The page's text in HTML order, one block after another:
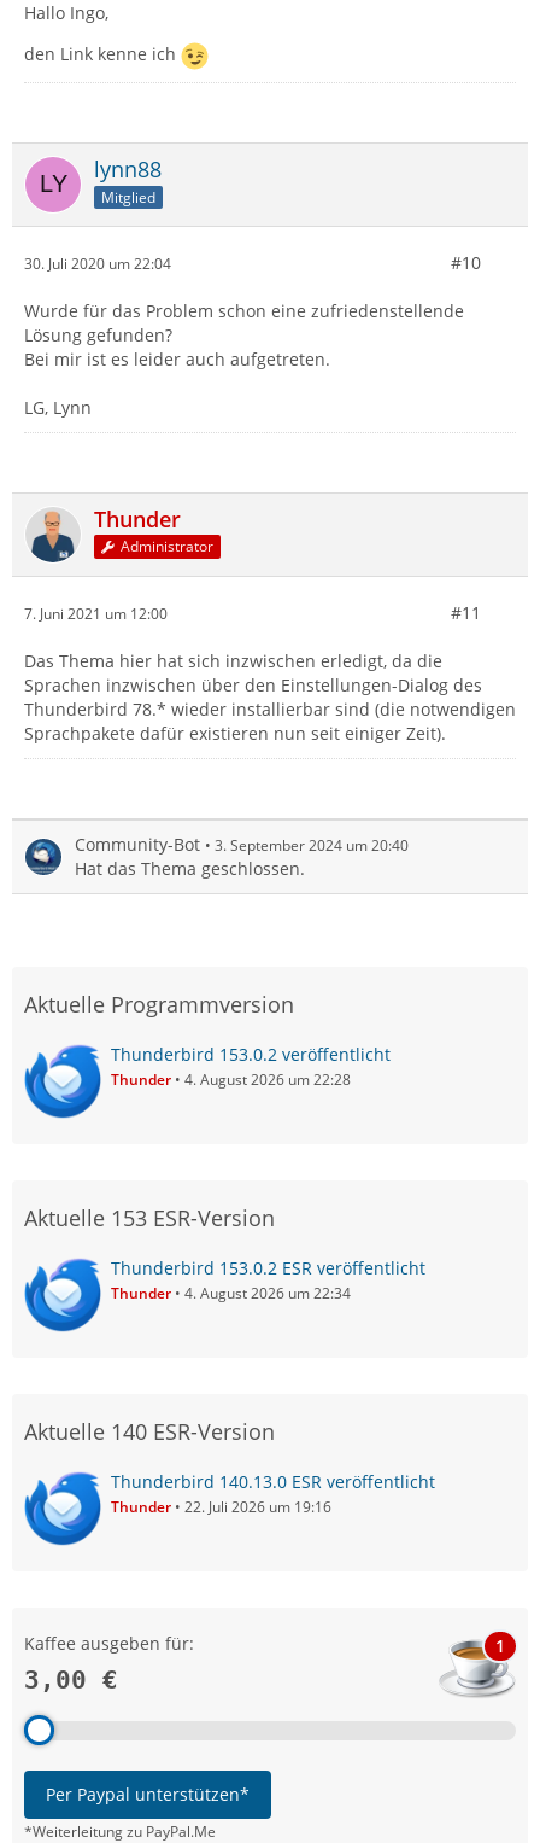
Hallo Ingo,
den Link kenne ich
lynn88
Mitglied
30. Juli 2020 um 22:04 #10
Wurde für das Problem schon eine zufriedenstellende
Lösung gefunden?
Bei mir ist es leider auch aufgetreten.
LG, Lynn
Thunder
Administrator
7. Juni 2021 um 12:00 #11
Das Thema hier hat sich inzwischen erledigt, da die
Sprachen inzwischen über den Einstellungen-Dialog des
Thunderbird 78.* wieder installierbar sind (die notwendigen
Sprachpakete dafür existieren nun seit einiger Zeit).
Community-Bot 3. September 2024 um 20:40
Hat das Thema geschlossen.
Aktuelle Programmversion
Thunderbird 153.0.2 veröffentlicht
Thunder 4. August 2026 um 22:28
Aktuelle 153 ESR-Version
Thunderbird 153.0.2 ESR veröffentlicht
Thunder 4. August 2026 um 22:34
Aktuelle 140 ESR-Version
Thunderbird 140.13.0 ESR veröffentlicht
Thunder 22. Juli 2026 um 19:16
Kaffee ausgeben für:
3,00 €
1
Per Paypal unterstützen*
*Weiterleitung zu PayPal.Me